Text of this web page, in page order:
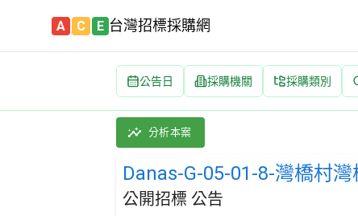
A C E 台灣招標採購網
公告日 採購機關 採購類別
Danas-G-05-01-8-灣橋村灣橋生態步道
採購類別：工程類 其他土木工程 | 招標
分析本案
Danas-G-05-01-8-灣橋村
公開招標 公告